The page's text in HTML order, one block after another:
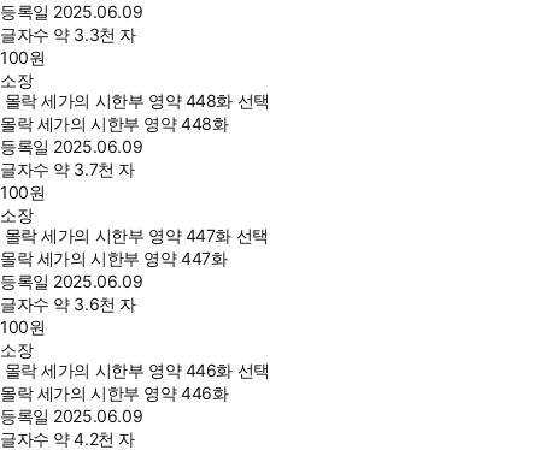
등록일 2025.06.09
글자수 약 3.3천 자
100원
소장
몰락 세가의 시한부 영약 448화 선택
몰락 세가의 시한부 영약 448화
등록일 2025.06.09
글자수 약 3.7천 자
100원
소장
몰락 세가의 시한부 영약 447화 선택
몰락 세가의 시한부 영약 447화
등록일 2025.06.09
글자수 약 3.6천 자
100원
소장
몰락 세가의 시한부 영약 446화 선택
몰락 세가의 시한부 영약 446화
등록일 2025.06.09
글자수 약 4.2천 자